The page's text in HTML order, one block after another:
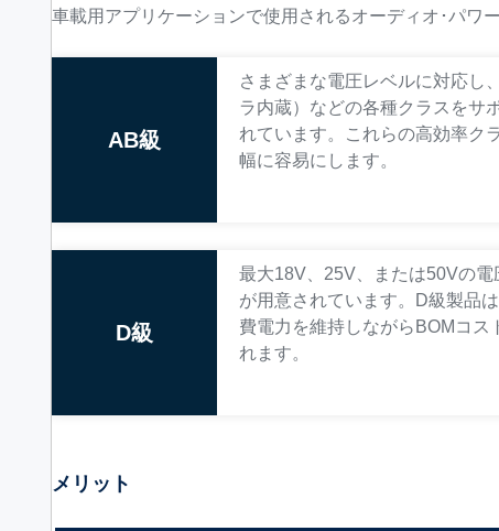
車載用アプリケーションで使用されるオーディオ･パワ
AB級
さまざまな電圧レベルに対応し
ラ内蔵）などの各種クラスをサ
れています。これらの高効率ク
幅に容易にします。
D級
最大18V、25V、または50Vの
が用意されています。D級製品
費電力を維持しながらBOMコ
れます。
メリット